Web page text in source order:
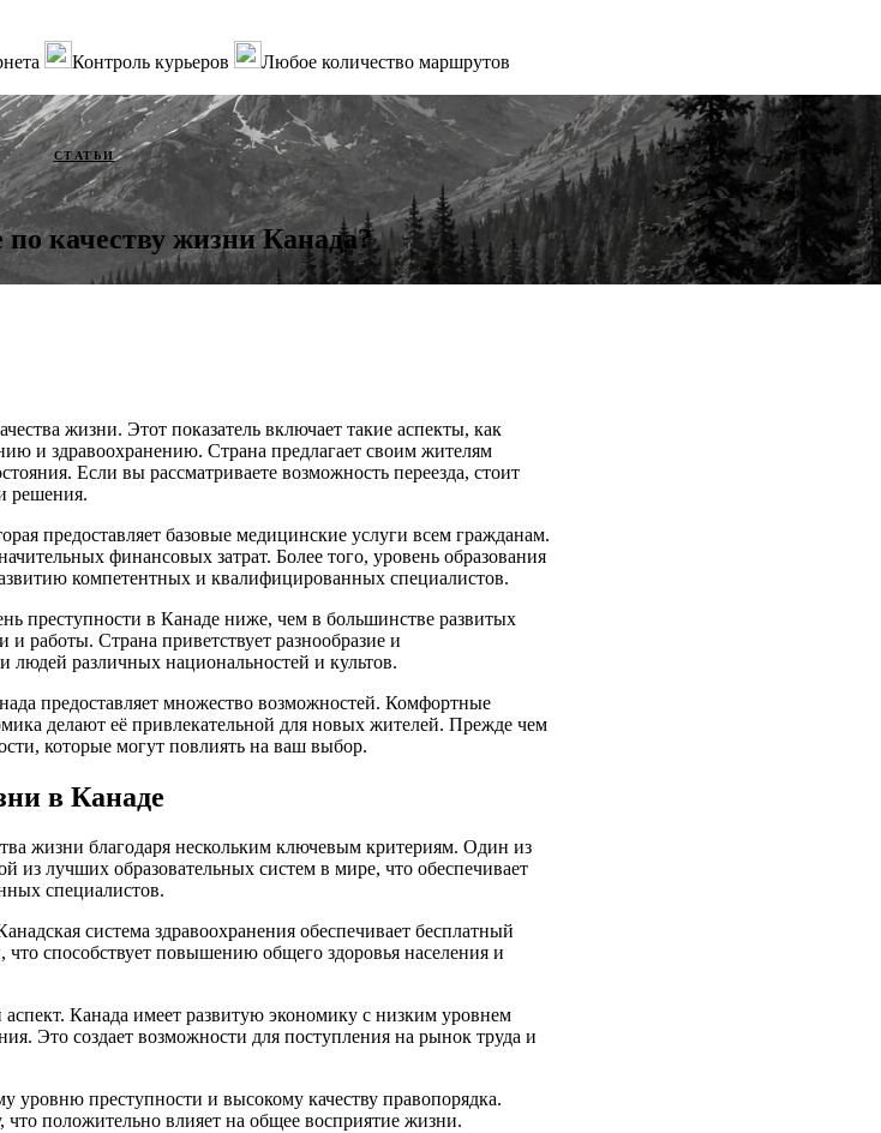
Контроль курьеров
Любое количество маршрутов
СТАТЬИ
качеству жизни Канада?
жизни. Этот показатель включает такие аспекты, как
и здравоохранению. Страна предлагает своим жителям
Если вы рассматриваете возможность переезда, стоит
решения.
предоставляет базовые медицинские услуги всем гражданам.
финансовых затрат. Более того, уровень образования
компетентных и квалифицированных специалистов.
преступности в Канаде ниже, чем в большинстве развитых
работы. Страна приветствует разнообразие и
людей различных национальностей и культов.
предоставляет множество возможностей. Комфортные
делают её привлекательной для новых жителей. Прежде чем
которые могут повлиять на ваш выбор.
в Канаде
жизни благодаря нескольким ключевым критериям. Один из
из лучших образовательных систем в мире, что обеспечивает
специалистов.
система здравоохранения обеспечивает бесплатный
способствует повышению общего здоровья населения и
Канада имеет развитую экономику с низким уровнем
Это создает возможности для поступления на рынок труда и
уровню преступности и высокому качеству правопорядка.
положительно влияет на общее восприятие жизни.